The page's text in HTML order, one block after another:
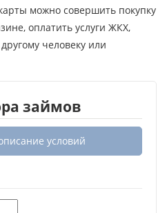
можно совершить покупку
оплатить услуги ЖКХ,
человеку или
займов
условий